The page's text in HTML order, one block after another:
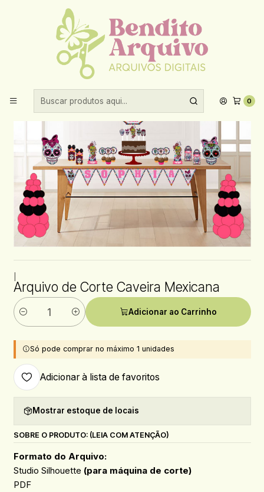
0
Aproveite 10% de desconto ao comprar acima de R$30,00!
Arquivos de corte Arquivo de Corte Caveira Mexicana
Arquivo de Corte Caveira Mexicana
Quantidade
Adicionar ao Carrinho
Só pode comprar no máximo 1 unidades
Adicionar à lista de favoritos
Mostrar estoque de locais
SOBRE O PRODUTO: (LEIA COM ATENÇÃO)
Formato do Arquivo:
Studio Silhouette (para máquina de corte)
PDF